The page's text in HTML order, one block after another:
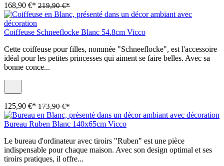
168,90 €* 219,90 €*
Coiffeuse Schneeflocke Blanc 54.8cm Vicco
Cette coiffeuse pour filles, nommée "Schneeflocke", est l'accessoire
idéal pour les petites princesses qui aiment se faire belles. Avec sa
bonne conce...
125,90 €* 173,90 €*
Bureau Ruben Blanc 140x65cm Vicco
Le bureau d'ordinateur avec tiroirs "Ruben" est une pièce
indispensable pour chaque maison. Avec son design optimal et ses
tiroirs pratiques, il offre...